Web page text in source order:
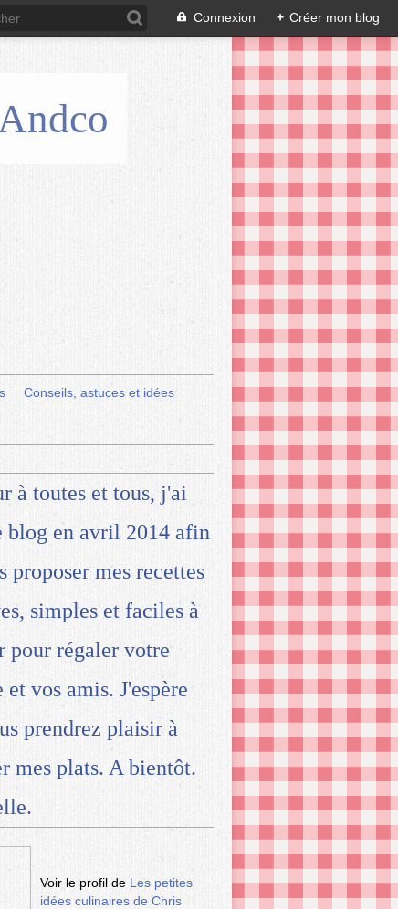
Connexion + Créer mon blog
Conseils, astuces et idées
à toutes et tous, j'ai
blog en avril 2014 afin
proposer mes recettes
simples et faciles à
pour régaler votre
vos amis. J'espère
prendrez plaisir à
mes plats. A bientôt.
Voir le profil de Les petites
idées culinaires de Chris